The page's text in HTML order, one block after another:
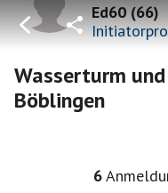
Ed60(66)
Wasserturm
Böblingen
6